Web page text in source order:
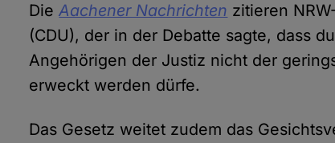
DieAachener Nachrichten zitieren
(CDU), der in der Debatte sagte, dass
Angehörigen der Justiz nicht der
erweckt werden dürfe.
Das Gesetz weitet zudem das